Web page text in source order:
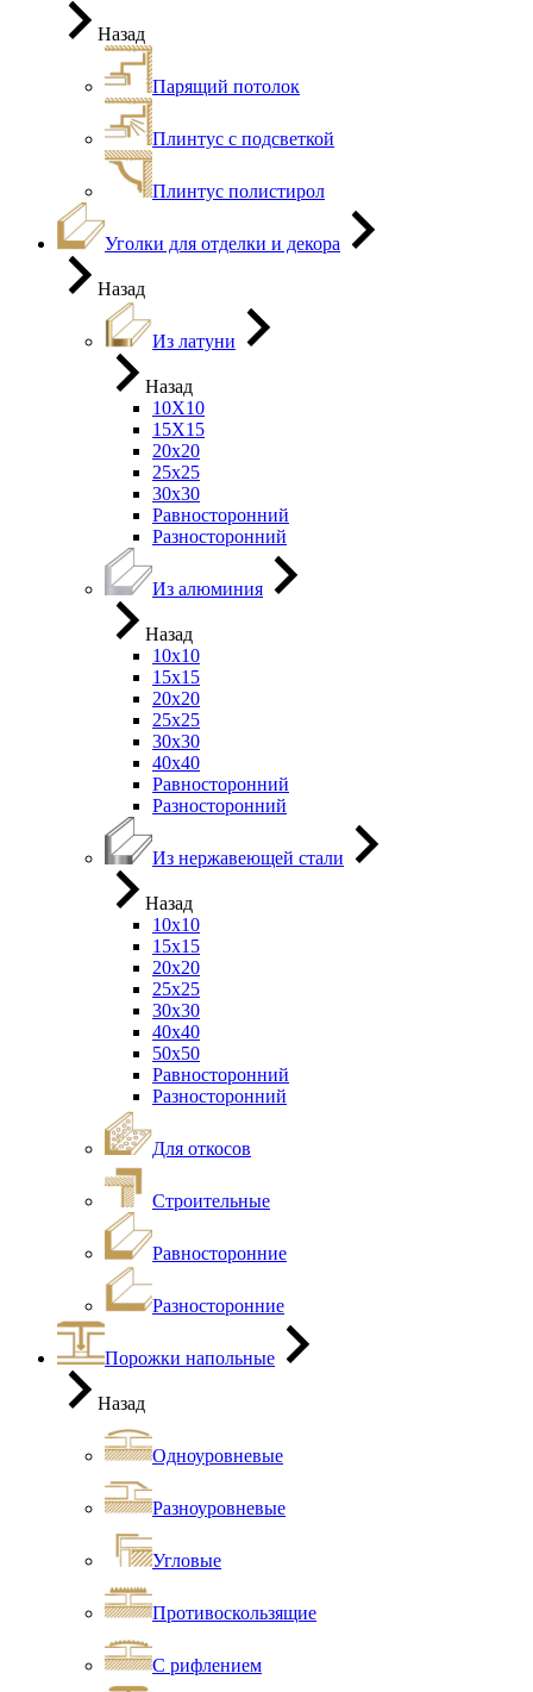
Назад
Парящий потолок
Плинтус с подсветкой
Плинтус полистирол
Уголки для отделки и декора
Назад
Из латуни
Назад
10Х10
15Х15
20х20
25х25
30х30
Равносторонний
Разносторонний
Из алюминия
Назад
10х10
15х15
20х20
25х25
30х30
40х40
Равносторонний
Разносторонний
Из нержавеющей стали
Назад
10х10
15х15
20х20
25х25
30х30
40х40
50х50
Равносторонний
Разносторонний
Для откосов
Строительные
Равносторонние
Разносторонние
Порожки напольные
Назад
Одноуровневые
Разноуровневые
Угловые
Противоскользящие
С рифлением